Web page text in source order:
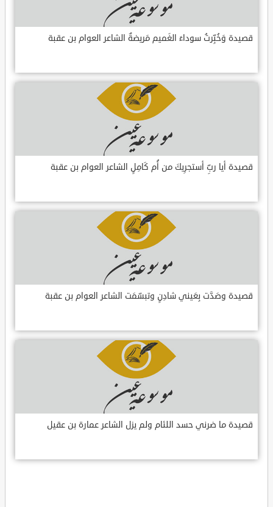
قصيدة وَخُبِّرتُ سوداءَ الغَميم مَريضةٌ الشاعر العوام بن عقبة
قصيدة أيا ربِّ أستجرِيكَ من أُم كَامِلٍ الشاعر العوام بن عقبة
قصيدة وصَدَّت بِعَيني شادِنٍ وتبسّمَت الشاعر العوام بن عقبة
قصيدة ما ضرني حسد اللئام ولم يزل الشاعر عمارة بن عقيل